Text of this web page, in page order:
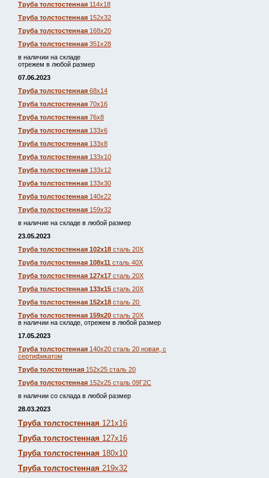
Труба толстостенная 114х18
Труба толстостенная 152х32
Труба толстостенная 168х20
Труба толстостенная 351х28
в наличии на складе
отрежем в любой размер
07.06.2023
Труба толстостенная 68х14
Труба толстостенная 70х16
Труба толстостенная 76х8
Труба толстостенная 133х6
Труба толстостенная 133х8
Труба толстостенная 133х10
Труба толстостенная 133х12
Труба толстостенная 133х30
Труба толстостенная 140х22
Труба толстостенная 159х32
в наличие на складе в любой размер
23.05.2023
Труба толстостенная 102х18 сталь 20Х
Труба толстостенная 108х11 сталь 40Х
Труба толстостенная 127х17 сталь 20Х
Труба толстостенная 133х15 сталь 20Х
Труба толстостенная 152х18 сталь 20
Труба толстостенная 159х20 сталь 20Х
в наличии на складе, отрежем в любой размер
17.05.2023
Труба толстостенная 140х20 сталь 20 новая, с
сертификатом
Труба толстотенная 152х25 сталь 20
Труба толстостенная 152х25 сталь 09Г2С
в наличии со склада в любой размер
28.03.2023
Труба толстостенная 121х16
Труба толстостенная 127х16
Труба толстостенная 180х10
Труба толстостенная 219х32